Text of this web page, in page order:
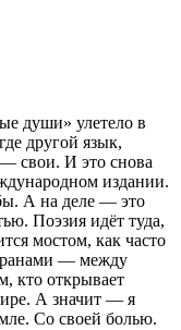
души» улетело в
другой язык,
— свои. И это снова
издании.
бы. А на деле — это
Поэзия идёт туда,
мостом, как часто
— между
кто открывает
А значит — я
Со своей болью.